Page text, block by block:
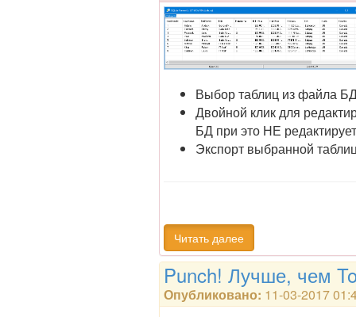
Выбор таблиц из файла
Двойной клик для
БД при это НЕ
Экспорт выбранной
Читать далее
Punch! Лучше, чем
Опубликовано: 11-03-2017